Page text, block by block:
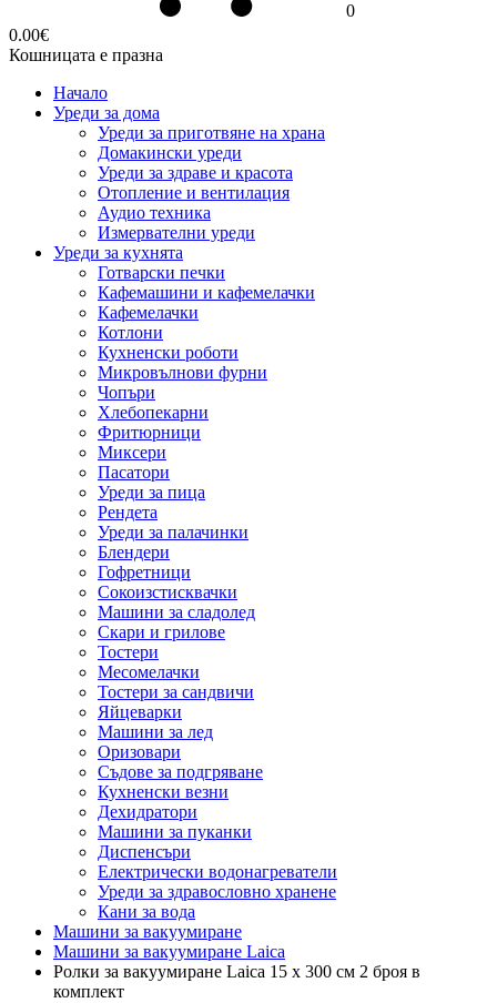
0
0.00€
Кошницата е празна
Начало
Уреди за дома
Уреди за приготвяне на храна
Домакински уреди
Уреди за здраве и красота
Отопление и вентилация
Аудио техника
Измервателни уреди
Уреди за кухнята
Готварски печки
Кафемашини и кафемелачки
Кафемелачки
Котлони
Кухненски роботи
Микровълнови фурни
Чопъри
Хлебопекарни
Фритюрници
Миксери
Пасатори
Уреди за пица
Рендета
Уреди за палачинки
Блендери
Гофретници
Сокоизстисквачки
Машини за сладолед
Скари и грилове
Тостери
Месомелачки
Тостери за сандвичи
Яйцеварки
Машини за лед
Оризовари
Съдове за подгряване
Кухненски везни
Дехидратори
Машини за пуканки
Диспенсъри
Електрически водонагреватели
Уреди за здравословно хранене
Кани за вода
Машини за вакуумиране
Машини за вакуумиране Laica
Ролки за вакуумиране Laica 15 x 300 см 2 броя в
комплект